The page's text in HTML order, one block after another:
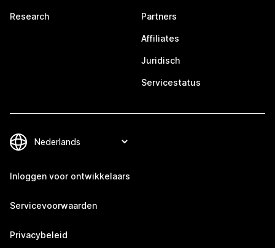
Research Partners
Affiliates
Juridisch
Servicestatus
Inloggen voor ontwikkelaars
Servicevoorwaarden
Privacybeleid